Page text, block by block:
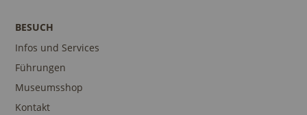
BESUCH
Infos und Services
Führungen
Museumsshop
Kontakt